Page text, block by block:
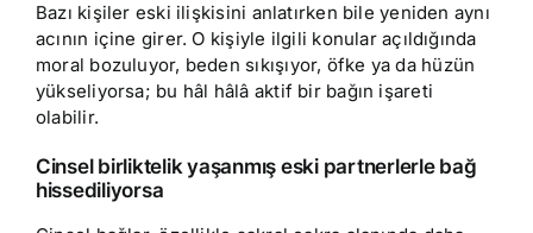
Bazı kişiler eski ilişkisini anlatırken bile yeniden aynı
acının içine girer. O kişiyle ilgili konular açıldığında
moral bozuluyor, beden sıkışıyor, öfke ya da hüzün
yükseliyorsa; bu hâl hâlâ aktif bir bağın işareti
olabilir.
Cinsel birliktelik yaşanmış eski partnerlerle bağ
hissediliyorsa